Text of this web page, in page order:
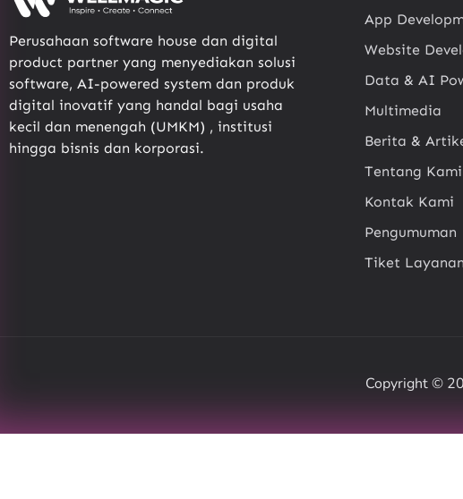
Perusahaan software house dan digital
product partner yang menyediakan solusi
software, AI-powered system dan produk
digital inovatif yang handal bagi usaha
kecil dan menengah (UMKM) , institusi
hingga bisnis dan korporasi.
App
Website
Data & AI
Multimedia
Berita &
Tentang Kami
Kontak Kami
Pengumuman
Tiket Layanan
Copyright ©